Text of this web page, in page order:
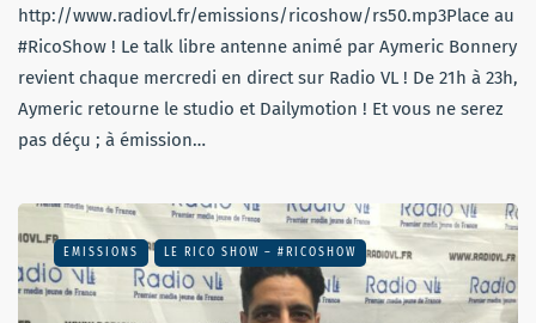
http://www.radiovl.fr/emissions/ricoshow/rs50.mp3Place au
#RicoShow ! Le talk libre antenne animé par Aymeric Bonnery
revient chaque mercredi en direct sur Radio VL ! De 21h à 23h,
Aymeric retourne le studio et Dailymotion ! Et vous ne serez
pas déçu ; à émission…
EMISSIONS LE RICO SHOW – #RICOSHOW